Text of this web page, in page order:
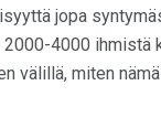
jopa
4000 ihmistä
välillä, miten